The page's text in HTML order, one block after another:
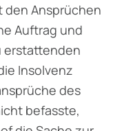
den Ansprüchen
Auftrag und
erstattenden
Insolvenz
des
befasste,